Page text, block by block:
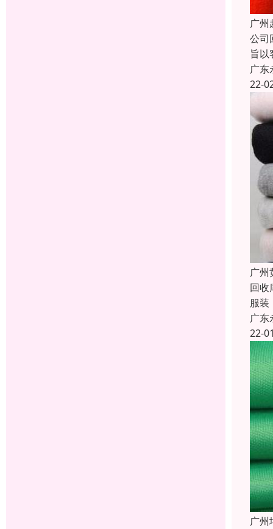
广州
公司
旨
广东
22-
广州
回收
服装
广东
22-
广州